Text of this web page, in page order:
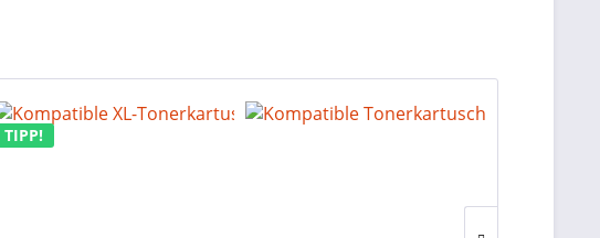
TIPP!